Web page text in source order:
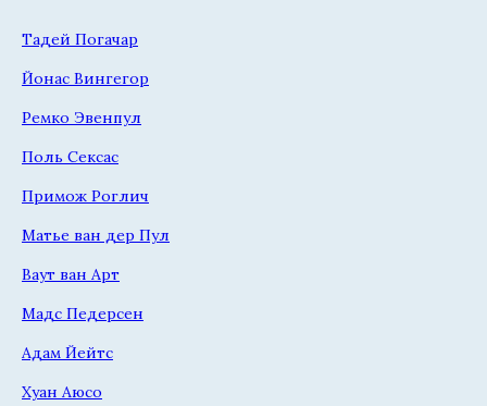
Тадей Погачар
Йонас Вингегор
Ремко Эвенпул
Поль Сексас
Примож Роглич
Матье ван дер Пул
Ваут ван Арт
Мадс Педерсен
Адам Йейтс
Хуан Аюсо